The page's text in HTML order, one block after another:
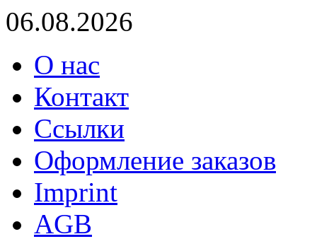
06.08.2026
О нас
Контакт
Ссылки
Оформление заказов
Imprint
AGB